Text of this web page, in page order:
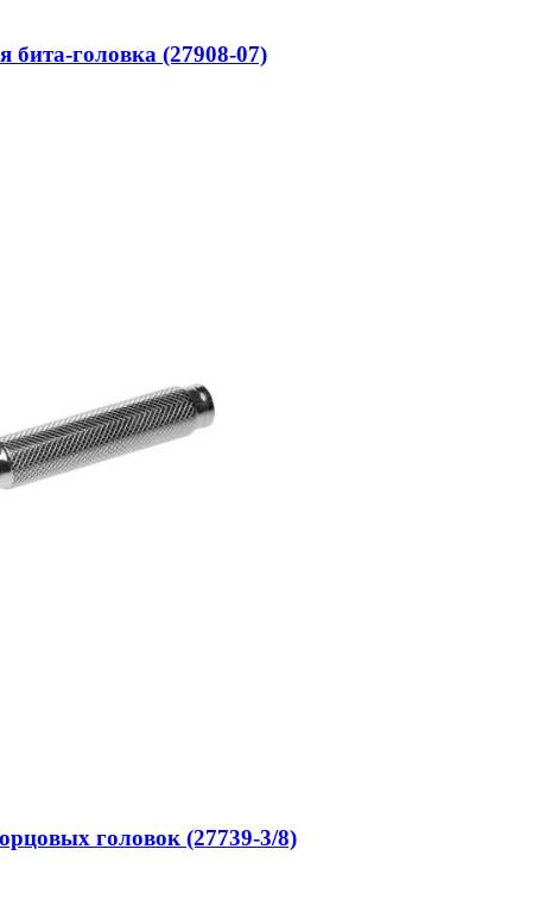
головка (27908-07)
головок (27739-3/8)